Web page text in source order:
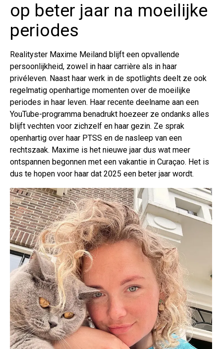
op beter jaar na moeilijke
periodes
Realityster Maxime Meiland blijft een opvallende
persoonlijkheid, zowel in haar carrière als in haar
privéleven. Naast haar werk in de spotlights deelt ze ook
regelmatig openhartige momenten over de moeilijke
periodes in haar leven. Haar recente deelname aan een
YouTube-programma benadrukt hoezeer ze ondanks alles
blijft vechten voor zichzelf en haar gezin. Ze sprak
openhartig over haar PTSS en de nasleep van een
rechtszaak. Maxime is het nieuwe jaar dus wat meer
ontspannen begonnen met een vakantie in Curaçao. Het is
dus te hopen voor haar dat 2025 een beter jaar wordt.